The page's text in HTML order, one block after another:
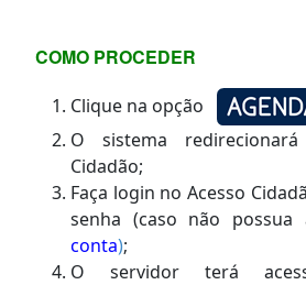
COMO PROCEDER
Clique na opção
O sistema
Cidadão;
Faça login no Acesso
senha (caso não possua
conta);
O servidor terá